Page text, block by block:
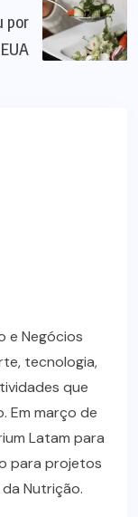
por
e Negócios
tecnologia,
que
Em março de
Latam para
para projetos
Nutrição.